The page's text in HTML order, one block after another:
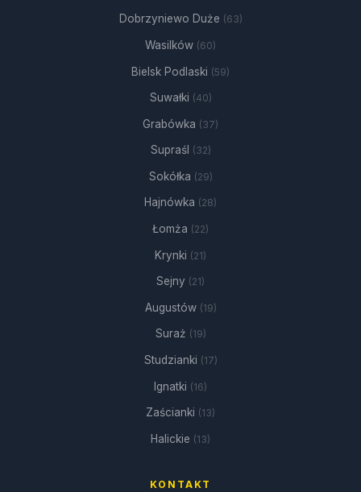
Dobrzyniewo Duże (63)
Wasilków (60)
Bielsk Podlaski (59)
Suwałki (40)
Grabówka (37)
Supraśl (32)
Sokółka (29)
Hajnówka (28)
Łomża (22)
Krynki (21)
Sejny (21)
Augustów (19)
Suraż (19)
Studzianki (17)
Ignatki (16)
Zaścianki (13)
Halickie (13)
KONTAKT